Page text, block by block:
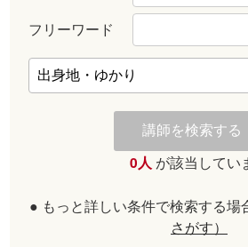
フリーワード
0人 が該当してい
● もっと詳しい条件で検索する場
さがす）